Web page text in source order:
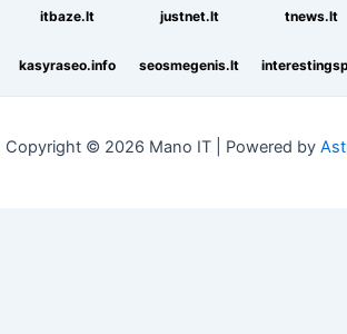
itbaze.lt justnet.lt tnews.lt
kasyraseo.info seosmegenis.lt
Copyright © 2026 Mano IT | Powered by